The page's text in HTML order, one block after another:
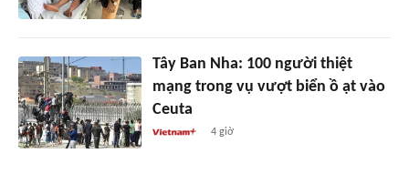
Tây Ban Nha: 100 người thiệt
mạng trong vụ vượt biển ồ ạt vào
Ceuta
4 giờ